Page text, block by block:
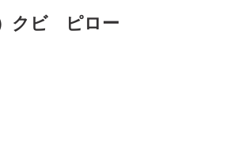
クビ ピロー